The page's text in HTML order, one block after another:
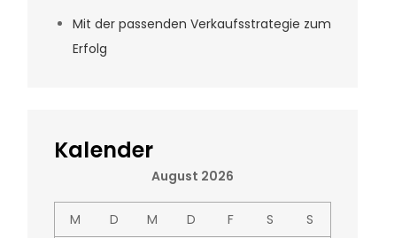
Mit der passenden Verkaufsstrategie zum
Erfolg
Kalender
August 2026
M D M D F S
S